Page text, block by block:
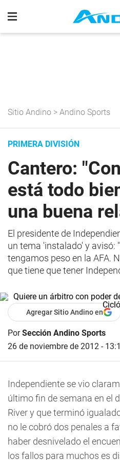
Sitio Andino > Andino Sports
PRIMERA DIVISIÓN
Cantero:
está todo
una buena
El presidente de
un tema 'instalado' y avisó:
tengamos peso en la AFA.
que tiene que tener
Agregar Sitio Andino en
PorSección Andino Sports
26 de noviembre de 2012 -
Independiente se vio
último fin de semana en el
River y que terminó
no le cobró dos penales a
haber desnivelado el
los fallos para muchos es